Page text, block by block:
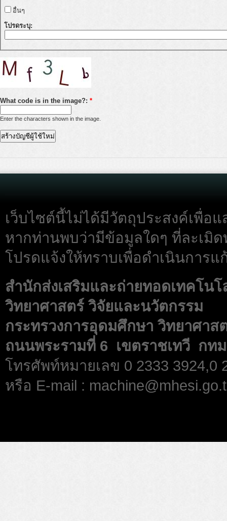
อื่นๆ
โปรดระบุ:
What code is in the image?: *
Enter the characters shown in the image.
เว็บไซต์นี้ไม่ได้มีวัตถุประสงค์เพื่อแ
หากท่านพบว่ามีข้อมูลใดๆ ที่ละเมิ
โปรดแจ้งให้ทราบเพื่อดำเนินการ
สำนักส่งเสริมและถ่ายทอดเทคโน
วิทยาศาสตร์ วิจัยและนวัตกรรม
กระทรวงการอุดมศึกษา วิทยาศาส
ถนนพระรามที่ 6 เขตราชเทวี กทม
โทรศัพท์หมายเลข 0 2333 3924,0
หรือ E-mail :